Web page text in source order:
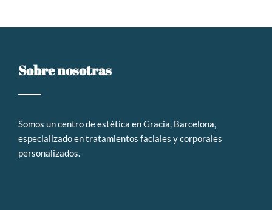
Sobre nosotras
Somos uncentro de estética en Gracia, Barcelona,
especializado en tratamientos faciales y corporales
personalizados.